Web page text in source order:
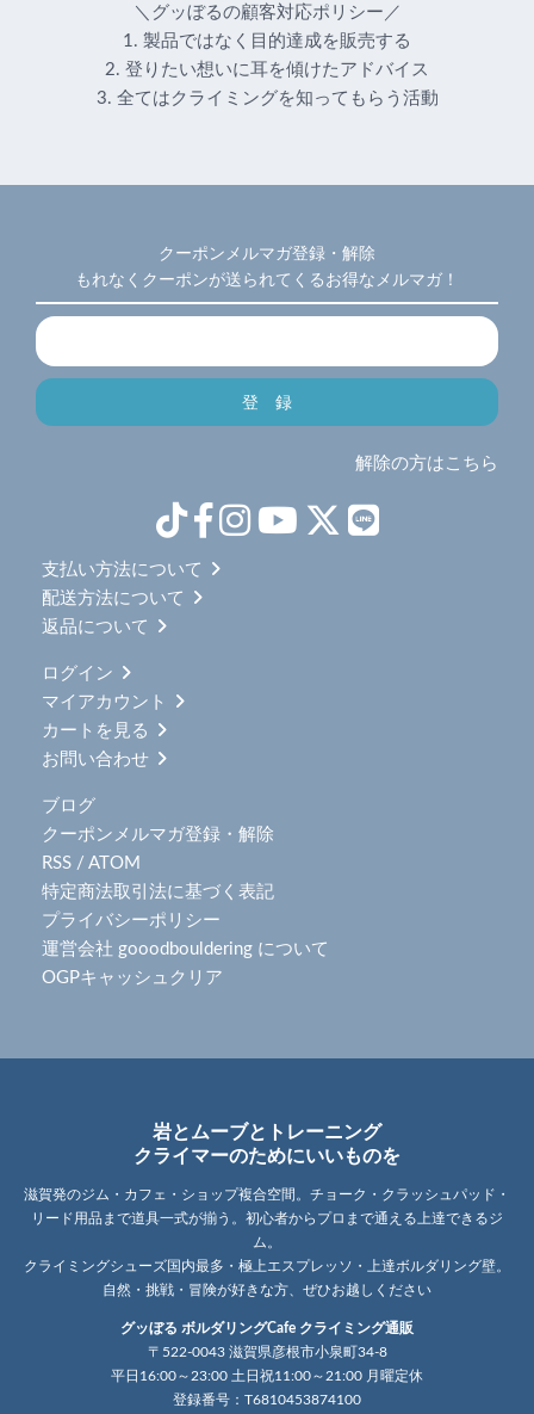
＼グッぼるの顧客対応ポリシー／
1. 製品ではなく目的達成を販売する
2. 登りたい想いに耳を傾けたアドバイス
3. 全てはクライミングを知ってもらう活動
クーポンメルマガ登録・解除
もれなくクーポンが送られてくるお得なメルマガ！
解除の方はこちら
支払い方法について
配送方法について
返品について
ログイン
マイアカウント
カートを見る
お問い合わせ
ブログ
クーポンメルマガ登録・解除
RSS / ATOM
特定商法取引法に基づく表記
プライバシーポリシー
運営会社 gooodbouldering について
OGPキャッシュクリア
岩とムーブとトレーニング
クライマーのためにいいものを
滋賀発のジム・カフェ・ショップ複合空間。チョーク・クラッシュパッド・
リード用品まで道具一式が揃う。初心者からプロまで通える上達できるジ
ム。
クライミングシューズ国内最多・極上エスプレッソ・上達ボルダリング壁。
自然・挑戦・冒険が好きな方、ぜひお越しください
グッぼる ボルダリングCafe クライミング通販
〒522-0043 滋賀県彦根市小泉町34-8
平日16:00～23:00 土日祝11:00～21:00 月曜定休
登録番号：T6810453874100